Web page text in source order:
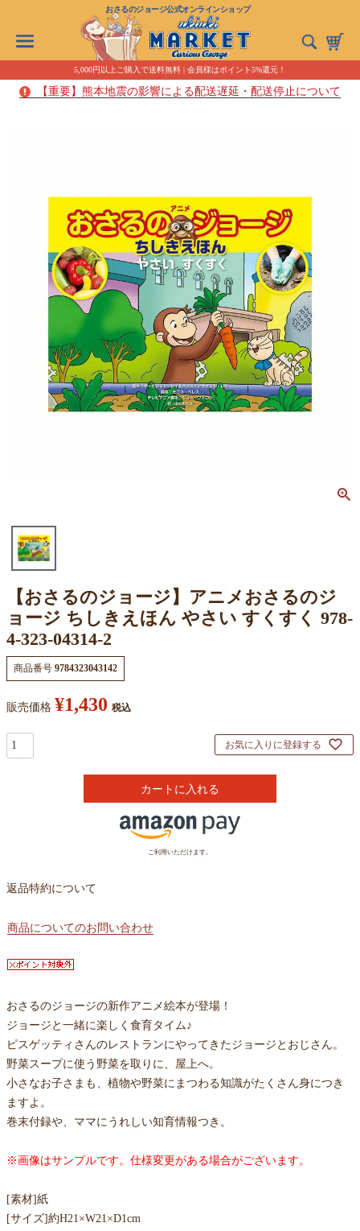
おさるのジョージ公式オンラインショップ
5,000円以上ご購入で送料無料 | 会員様はポイント5%還元！
【重要】熊本地震の影響による配送遅延・配送停止について
【おさるのジョージ】アニメおさるのジ
ョージ ちしきえほん やさい すくすく 978-
4-323-04314-2
商品番号 9784323043142
販売価格 ¥1,430 税込
お気に入りに登録する
カートに入れる
ご利用いただけます。
返品特約について
商品についてのお問い合わせ
おさるのジョージの新作アニメ絵本が登場！
ジョージと一緒に楽しく食育タイム♪
ピスゲッティさんのレストランにやってきたジョージとおじさん。
野菜スープに使う野菜を取りに、屋上へ。
小さなお子さまも、植物や野菜にまつわる知識がたくさん身につき
ますよ。
巻末付録や、ママにうれしい知育情報つき。
※画像はサンプルです。仕様変更がある場合がございます。
[素材]紙
[サイズ]約H21×W21×D1cm